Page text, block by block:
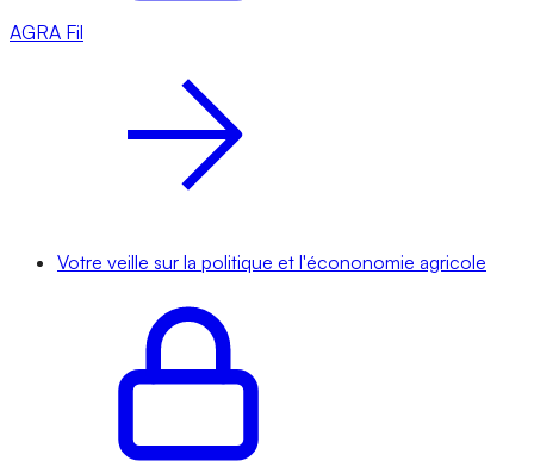
AGRA Fil
Votre veille sur la politique et l'écononomie agricole